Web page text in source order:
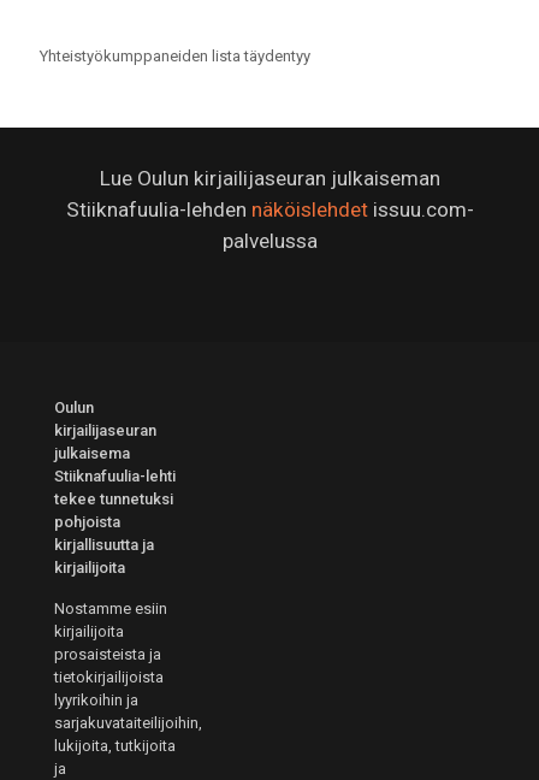
Yhteistyökumppaneiden lista täydentyy
Lue Oulun kirjailijaseuran julkaiseman
Stiiknafuulia-lehden näköislehdetissuu.com-
palvelussa
Oulun
kirjailijaseuran
julkaisema
Stiiknafuulia-lehti
tekee tunnetuksi
pohjoista
kirjallisuutta ja
kirjailijoita
Nostamme esiin
kirjailijoita
prosaisteista ja
tietokirjailijoista
lyyrikoihin ja
sarjakuvataiteilijoihin,
lukijoita, tutkijoita
ja